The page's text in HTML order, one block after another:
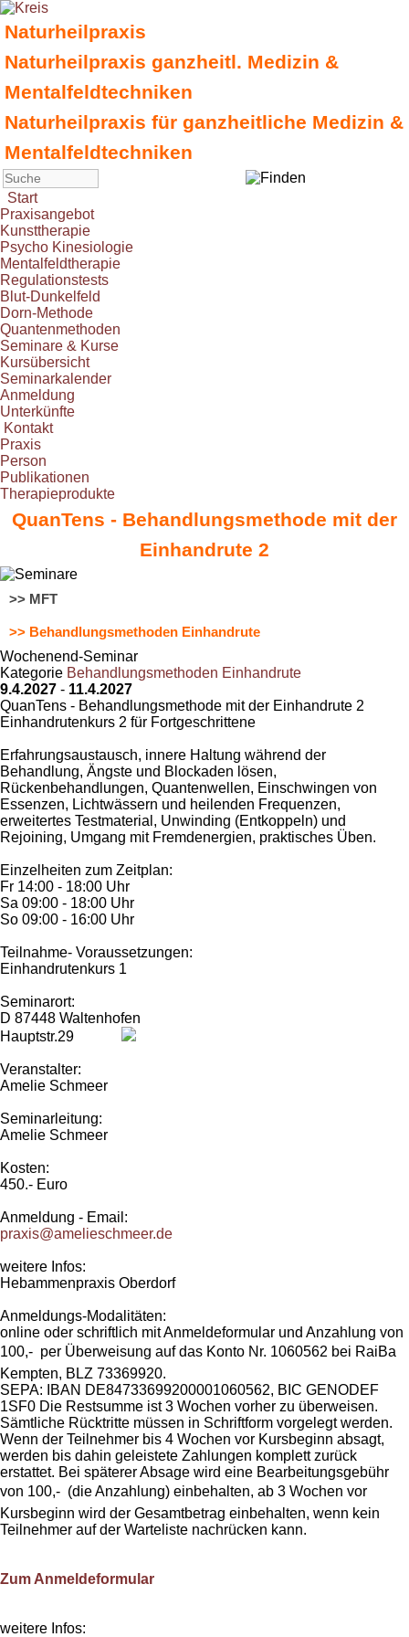
Naturheilpraxis
Naturheilpraxis ganzheitl. Medizin &
Mentalfeldtechniken
Naturheilpraxis für ganzheitliche Medizin &
Mentalfeldtechniken
Start
Praxisangebot
Kunsttherapie
Psycho Kinesiologie
Mentalfeldtherapie
Regulationstests
Blut-Dunkelfeld
Dorn-Methode
Quantenmethoden
Seminare & Kurse
Kursübersicht
Seminarkalender
Anmeldung
Unterkünfte
Kontakt
Praxis
Person
Publikationen
Therapieprodukte
QuanTens - Behandlungsmethode mit der
Einhandrute 2
>> MFT
>> Behandlungsmethoden Einhandrute
Wochenend-Seminar
Kategorie Behandlungsmethoden Einhandrute
9.4.2027 - 11.4.2027
QuanTens - Behandlungsmethode mit der Einhandrute 2
Einhandrutenkurs 2 für Fortgeschrittene
Erfahrungsaustausch, innere Haltung während der
Behandlung, Ängste und Blockaden lösen,
Rückenbehandlungen, Quantenwellen, Einschwingen von
Essenzen, Lichtwässern und heilenden Frequenzen,
erweitertes Testmaterial, Unwinding (Entkoppeln) und
Rejoining, Umgang mit Fremdenergien, praktisches Üben.
Einzelheiten zum Zeitplan:
Fr 14:00 - 18:00 Uhr
Sa 09:00 - 18:00 Uhr
So 09:00 - 16:00 Uhr
Teilnahme- Voraussetzungen:
Einhandrutenkurs 1
Seminarort:
D 87448 Waltenhofen
Hauptstr.29
Veranstalter:
Amelie Schmeer
Seminarleitung:
Amelie Schmeer
Kosten:
450.- Euro
Anmeldung - Email:
praxis@amelieschmeer.de
weitere Infos:
Hebammenpraxis Oberdorf
Anmeldungs-Modalitäten:
online oder schriftlich mit Anmeldeformular und Anzahlung von
100,-  per Überweisung auf das Konto Nr. 1060562 bei RaiBa
Kempten, BLZ 73369920.
SEPA: IBAN DE84733699200001060562, BIC GENODEF
1SF0 Die Restsumme ist 3 Wochen vorher zu überweisen.
Sämtliche Rücktritte müssen in Schriftform vorgelegt werden.
Wenn der Teilnehmer bis 4 Wochen vor Kursbeginn absagt,
werden bis dahin geleistete Zahlungen komplett zurück
erstattet. Bei späterer Absage wird eine Bearbeitungsgebühr
von 100,-  (die Anzahlung) einbehalten, ab 3 Wochen vor
Kursbeginn wird der Gesamtbetrag einbehalten, wenn kein
Teilnehmer auf der Warteliste nachrücken kann.
Zum Anmeldeformular
weitere Infos: